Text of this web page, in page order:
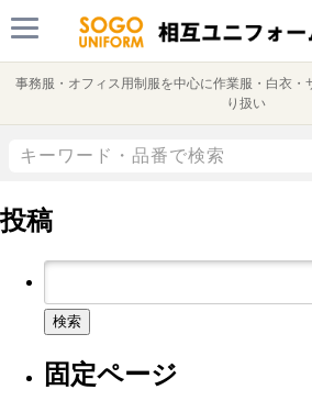
事務服・オフィス用制服を中心に作業服・白衣・
り扱い
投稿
検
固定ページ